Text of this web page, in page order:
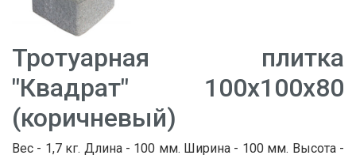
Тротуарная плитка
"Квадрат" 100х100х80
(коричневый)
Вес - 1,7 кг. Длина - 100 мм. Ширина - 100 мм. Высота -